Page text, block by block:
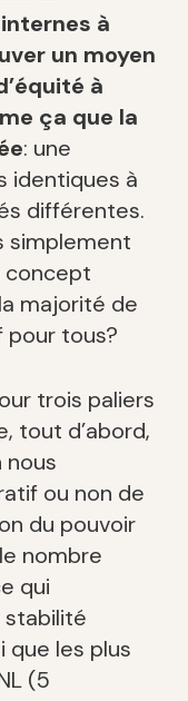
à
un moyen
à
ça que la
: une
identiques à
différentes.
simplement
concept
majorité de
tous?
trois paliers
tout d’abord,
nous
ou non de
du pouvoir
nombre
qui
que les plus
(5